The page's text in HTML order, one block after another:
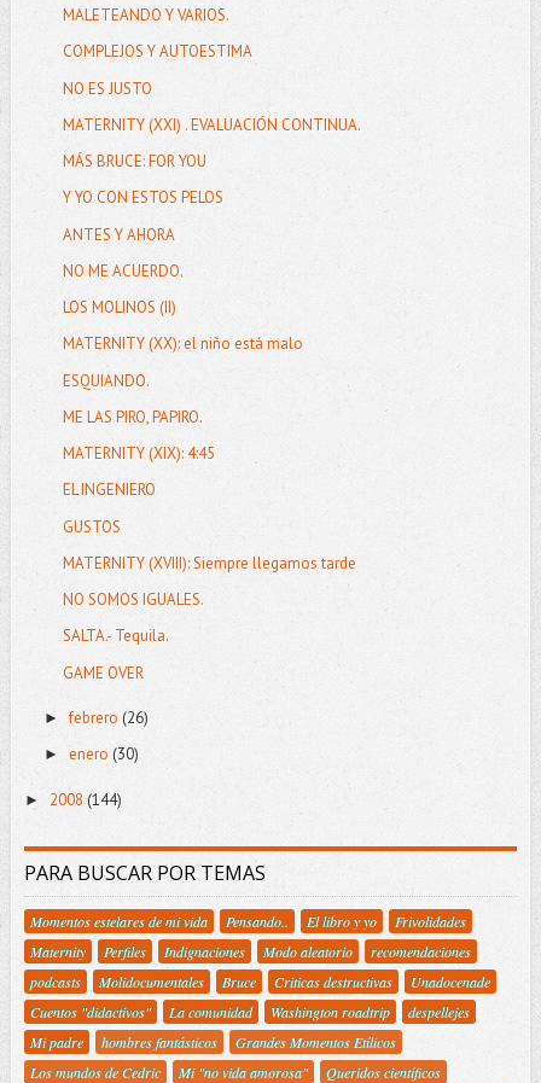
MALETEANDO Y VARIOS.
COMPLEJOS Y AUTOESTIMA
NO ES JUSTO
MATERNITY (XXI) . EVALUACIÓN CONTINUA.
MÁS BRUCE: FOR YOU
Y YO CON ESTOS PELOS
ANTES Y AHORA
NO ME ACUERDO.
LOS MOLINOS (II)
MATERNITY (XX): el niño está malo
ESQUIANDO.
ME LAS PIRO, PAPIRO.
MATERNITY (XIX): 4:45
EL INGENIERO
GUSTOS
MATERNITY (XVIII): Siempre llegamos tarde
NO SOMOS IGUALES.
SALTA.- Tequila.
GAME OVER
►febrero (26)
► enero (30)
► 2008 (144)
PARA BUSCAR POR TEMAS
Momentos estelares de mi vida Pensando.. El libro y yo
Frivolidades
Maternity
Perfiles Indignaciones Modo aleatorio
recomendaciones
podcasts
Molidocumentales Bruce Criticas destructivas
Unadocenade
Cuentos "didactivos"
La comunidad Washington roadtrip
despellejes
Mi padre
hombres fantásticos
Grandes Momentos Etílicos
Los mundos de Cedric
Mi "no vida amorosa"
Queridos científicos